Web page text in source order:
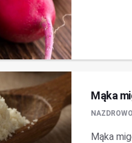
Mąka
NAZDROWO
Mąka